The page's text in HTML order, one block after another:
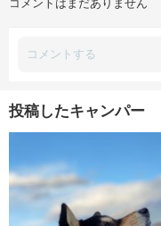
コメントはまだありません
投稿したキャンパー